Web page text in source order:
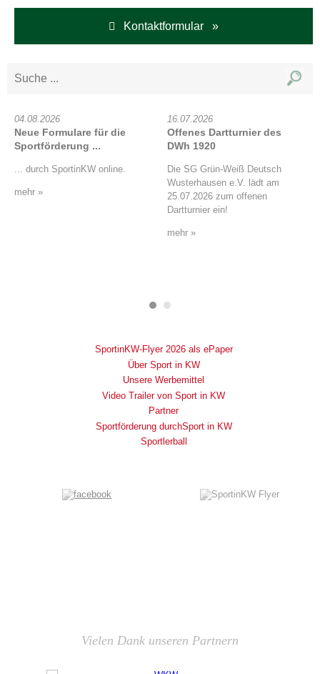
Kontaktformular »
04.08.2026
Neue Formulare für die
Sportförderung ...
... durch SportinKW online.
mehr »
16.07.2026
Offenes Dartturnier des
DWh 1920
Die SG Grün-Weiß Deutsch
Wusterhausen e.V. lädt am
25.07.2026 zum offenen
Dartturnier ein!
mehr »
SportinKW-Flyer 2026 als ePaper
Über Sport in KW
Unsere Werbemittel
Video Trailer von Sport in KW
Partner
Sportförderung durchSport in KW
Sportlerball
Vielen Dank unseren Partnern